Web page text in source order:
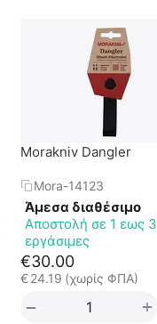
Morakniv Dangler
Mora-14123
Άμεσα διαθέσιμο
Αποστολή σε 1 εως 3
εργάσιμες
€30.00
€ 24.19 (χωρίς ΦΠΑ)
+
−